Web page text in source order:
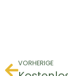
VORHERIGE